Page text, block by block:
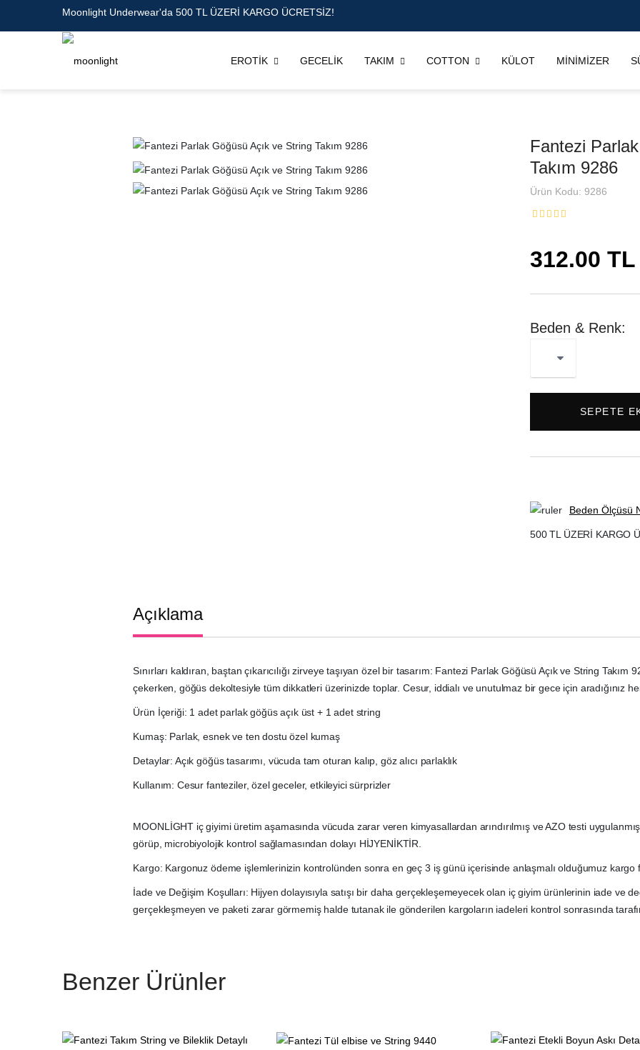
Moonlight Underwear'da 500 TL ÜZERİ KARGO ÜCRETSİZ!
EROTİK GECELİK TAKIM COTTON KÜLOT MİNİMİZER
Fantezi
Takım 9286
Ürün Kodu: 9286
312.00 TL
Beden & Renk:
SEPETE
Beden Ölçüsü
500 TL ÜZERİ KARGO
Açıklama
Sınırları kaldıran, baştan çıkarıcılığı zirveye taşıyan özel bir tasarım: Fantezi Parlak Göğüsü Açık ve String Takım
çekerken, göğüs dekoltesiyle tüm dikkatleri üzerinizde toplar. Cesur, iddialı ve unutulmaz bir gece için aradığınız
Ürün İçeriği: 1 adet parlak göğüs açık üst + 1 adet string
Kumaş: Parlak, esnek ve ten dostu özel kumaş
Detaylar: Açık göğüs tasarımı, vücuda tam oturan kalıp, göz alıcı parlaklık
Kullanım: Cesur fanteziler, özel geceler, etkileyici sürprizler
MOONLİGHT iç giyimi üretim aşamasında vücuda zarar veren kimyasallardan arındırılmış ve AZO testi
görüp, microbiyolojik kontrol sağlamasından dolayı HİJYENİKTİR.
Kargo: Kargonuz ödeme işlemlerinizin kontrolünden sonra en geç 3 iş günü içerisinde anlaşmalı olduğumuz kargo
İade ve Değişim Koşulları: Hijyen dolayısıyla satışı bir daha gerçekleşemeyecek olan iç giyim ürünlerinin iade ve
gerçekleşmeyen ve paketi zarar görmemiş halde tutanak ile gönderilen kargoların iadeleri kontrol sonrasında
Benzer Ürünler